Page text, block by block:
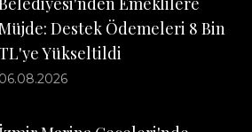
Destek Ödemeleri 8 Bin
TL'ye Yükseltildi
06.08.2026